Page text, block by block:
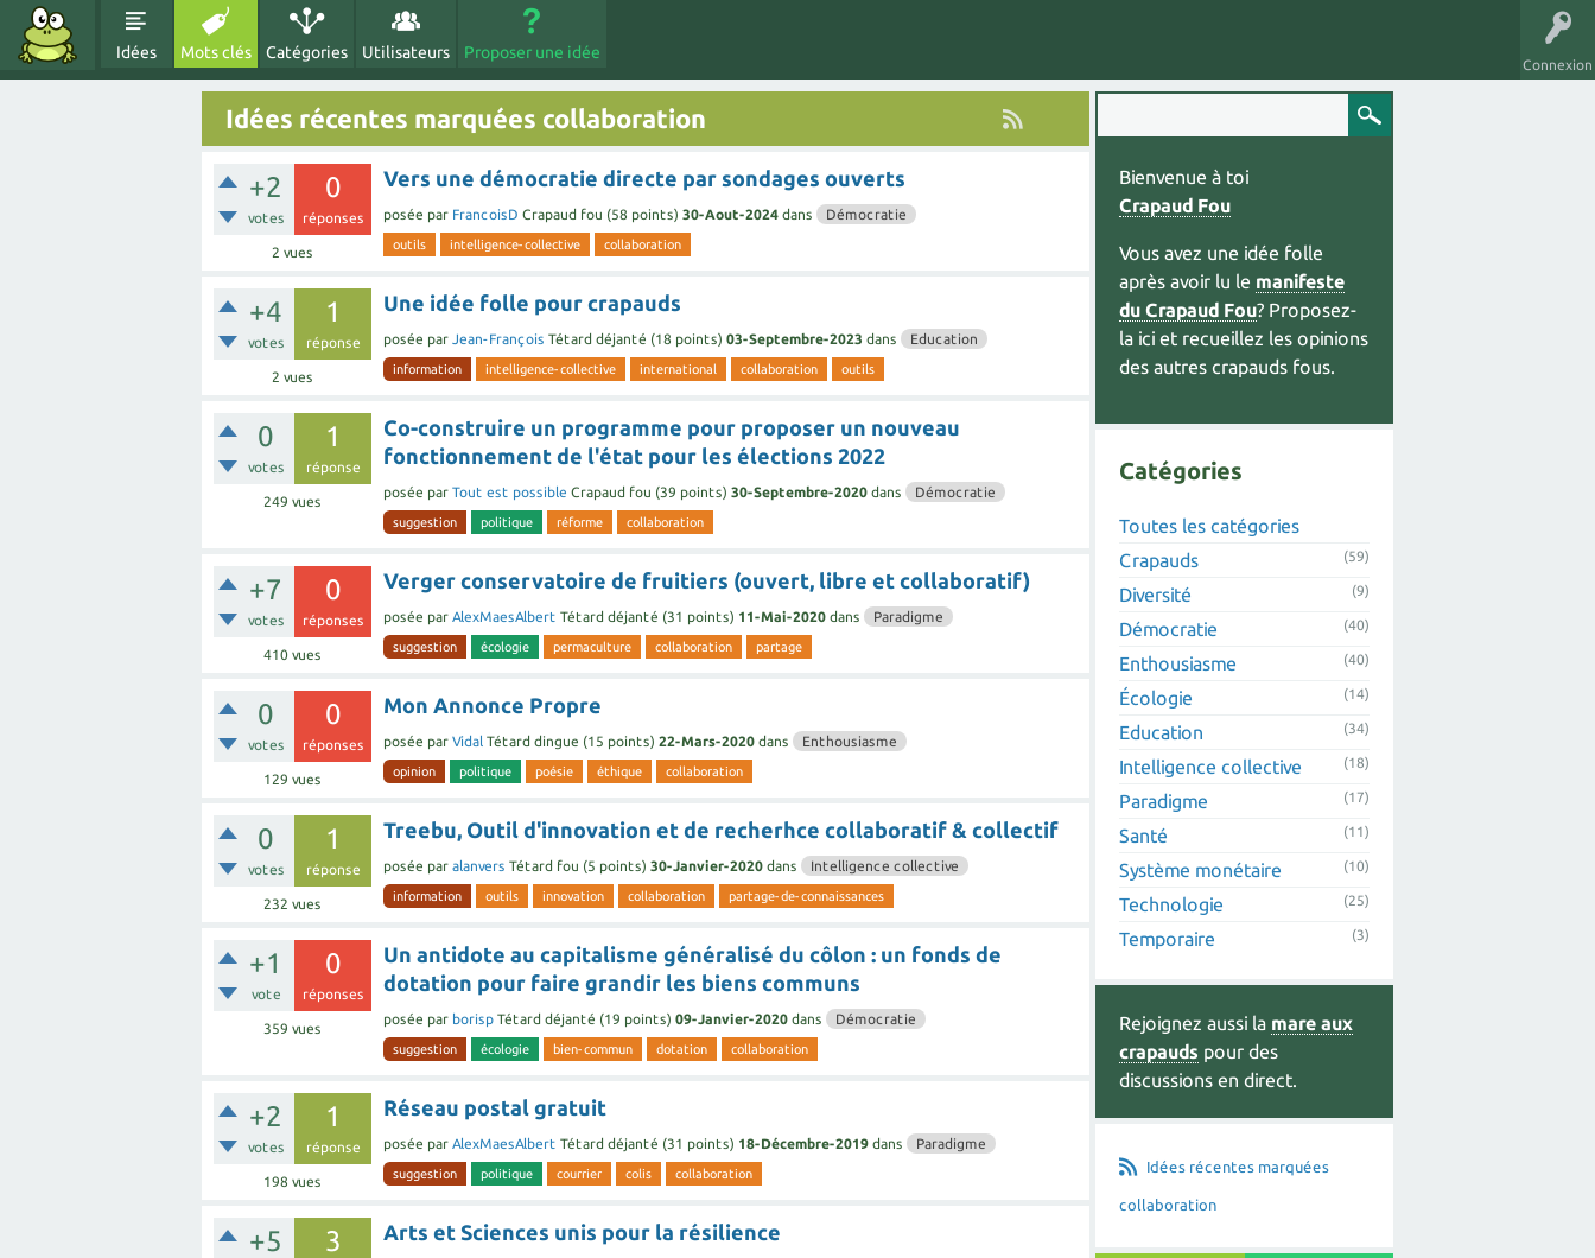
Connexion
Idées Mots clés Catégories Utilisateurs Proposer une idée
Idées récentes marquées collaboration
+2
votes
0
réponses
2 vues
Vers une démocratie directe par sondages ouverts
posée par FrancoisD Crapaud fou (58 points) 30-Aout-2024 dans Démocratie
outils intelligence-collective collaboration
+4
votes
1
réponse
2 vues
Une idée folle pour crapauds
posée par Jean-François Tétard déjanté (18 points) 03-Septembre-2023 dans Education
information intelligence-collective international collaboration outils
0
votes
1
réponse
249 vues
Co-construire un programme pour proposer un nouveau
fonctionnement de l'état pour les élections 2022
posée par Tout est possible Crapaud fou (39 points) 30-Septembre-2020 dans Démocratie
suggestion politique réforme collaboration
+7
votes
0
réponses
410 vues
Verger conservatoire de fruitiers (ouvert, libre et collaboratif)
posée par AlexMaesAlbert Tétard déjanté (31 points) 11-Mai-2020 dans Paradigme
suggestion écologie permaculture collaboration partage
0
votes
0
réponses
129 vues
Mon Annonce Propre
posée par Vidal Tétard dingue (15 points) 22-Mars-2020 dans Enthousiasme
opinion politique poésie éthique collaboration
0
votes
1
réponse
232 vues
Treebu, Outil d'innovation et de recherhce collaboratif & collectif
posée par alanvers Tétard fou (5 points) 30-Janvier-2020 dans Intelligence collective
information outils innovation collaboration partage-de-connaissances
+1
vote
0
réponses
359 vues
Un antidote au capitalisme généralisé du côlon : un fonds de
dotation pour faire grandir les biens communs
posée par borisp Tétard déjanté (19 points) 09-Janvier-2020 dans Démocratie
suggestion écologie bien-commun dotation collaboration
+2
votes
1
réponse
198 vues
Réseau postal gratuit
posée par AlexMaesAlbert Tétard déjanté (31 points) 18-Décembre-2019 dans Paradigme
suggestion politique courrier colis collaboration
+5 3 Arts et Sciences unis pour la résilience
Bienvenue à toi
Crapaud Fou
Vous avez une idée folle
après avoir lu le manifeste
du Crapaud Fou? Proposez-
la ici et recueillez les opinions
des autres crapauds fous.
Catégories
Toutes les catégories
Crapauds
(59)
Diversité (9)
Démocratie (40)
Enthousiasme (40)
Écologie (14)
Education (34)
Intelligence collective (18)
Paradigme (17)
Santé (11)
Système monétaire (10)
Technologie (25)
Temporaire (3)
Rejoignez aussi la mare aux
crapauds pour des
discussions en direct.
Idées récentes marquées
collaboration